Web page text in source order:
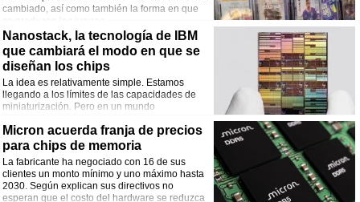
cambiado, así como también la forma en que
se producen los juegos.
Nanostack, la tecnología de IBM
que cambiará el modo en que se
diseñan los chips
La idea es relativamente simple. Estamos
llegando a los límites de las capacidades de
miniaturización. Pero en un mundo
transistores.
Micron acuerda franja de precios
para chips de memoria
La fabricante ha negociado con 16 de sus
clientes un monto mínimo y uno máximo hasta
2030. Según explican sus directivos no
esperan que el costo del hardware se reduzca